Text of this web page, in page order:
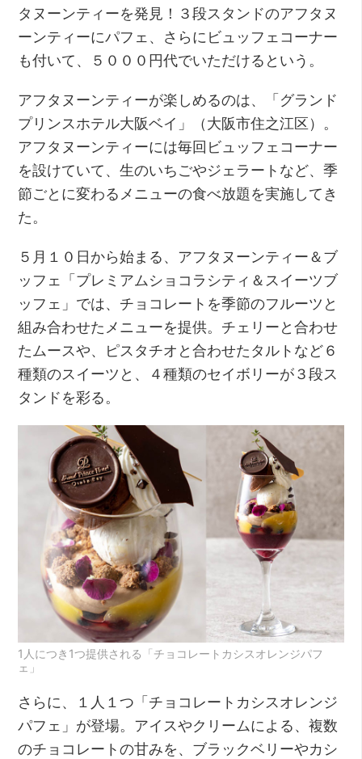
タヌーンティーを発見！３段スタンドのアフタヌ
ーンティーにパフェ、さらにビュッフェコーナー
も付いて、５０００円代でいただけるという。
アフタヌーンティーが楽しめるのは、「グランド
プリンスホテル大阪ベイ」（大阪市住之江区）。
アフタヌーンティーには毎回ビュッフェコーナー
を設けていて、生のいちごやジェラートなど、季
節ごとに変わるメニューの食べ放題を実施してき
た。
５月１０日から始まる、アフタヌーンティー＆ブ
ッフェ「プレミアムショコラシティ＆スイーツブ
ッフェ」では、チョコレートを季節のフルーツと
組み合わせたメニューを提供。チェリーと合わせ
たムースや、ピスタチオと合わせたタルトなど６
種類のスイーツと、４種類のセイボリーが３段ス
タンドを彩る。
1人につき1つ提供される「チョコレートカシスオレンジパフ
ェ」
さらに、１人１つ「チョコレートカシスオレンジ
パフェ」が登場。アイスやクリームによる、複数
のチョコレートの甘みを、ブラックベリーやカシ